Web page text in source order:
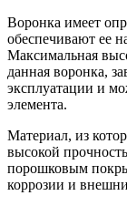
Воронка имеет
обеспечивают ее
Максимальная
данная воронка,
эксплуатации и
элемента.
Материал, из
высокой
порошковым
коррозии и